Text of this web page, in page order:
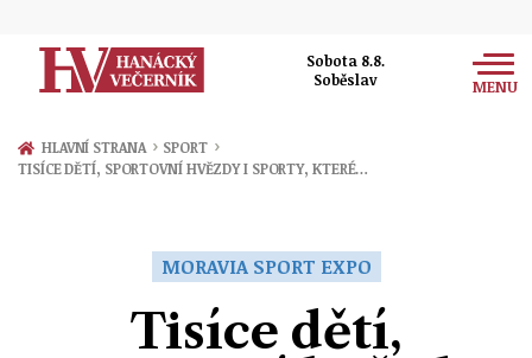
Sobota 8.8.
Soběslav
MENU
Zprávy
Ekonomika
HLAVNÍ STRANA › SPORT ›
TISÍCE DĚTÍ, SPORTOVNÍ HVĚZDY I SPORTY, KTERÉ…
MORAVIA SPORT EXPO
Tisíce dětí,